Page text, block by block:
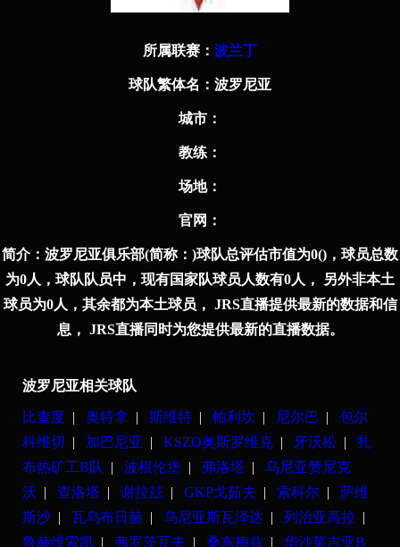
所属联赛： 波兰丁
球队繁体名： 波罗尼亚
城市：
教练：
场地：
官⽹：
简介： 波罗尼亚俱乐部(简称：)球队总评估市值为0()，球员总数
为0人，球队队员中，现有国家队球员人数有0人， 另外非本土
球员为0人，其余都为本土球员， JRS直播提供最新的数据和信
息， JRS直播同时为您提供最新的直播数据。
波罗尼亚相关球队
比查度 | 奥特拿 | 斯维特 | 帕利坎 | 尼尔巴 | 包尔
科维切
| 加巴尼亚 | KSZO奥斯罗维克 | 牙沃松 | 扎
布热矿工B队
| 波根伦堡 | 弗洛塔 | 乌尼亚赞尼克
沃 | 查洛塔 | 谢拉玆 | GKP戈茹夫 | 索科尔 | 萨维
斯沙 | 瓦乌布日赫 | 乌尼亚斯瓦泽达 | 列治亚高拉 |
鲁赫维索凯 | 弗罗茨瓦夫 | 桑东梅兹 | 华沙莱吉亚B